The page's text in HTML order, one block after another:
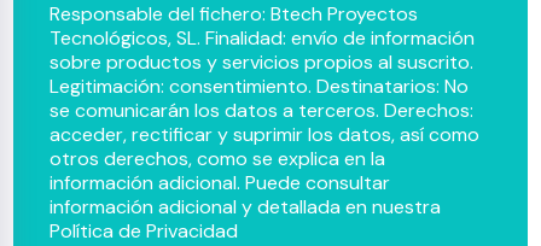
Responsable del fichero: Btech Proyectos
Tecnológicos, SL. Finalidad: envío de información
sobre productos y servicios propios al suscrito.
Legitimación: consentimiento. Destinatarios: No
se comunicarán los datos a terceros. Derechos:
acceder, rectificar y suprimir los datos, así como
otros derechos, como se explica en la
información adicional. Puede consultar
información adicional y detallada en nuestra
Política de Privacidad